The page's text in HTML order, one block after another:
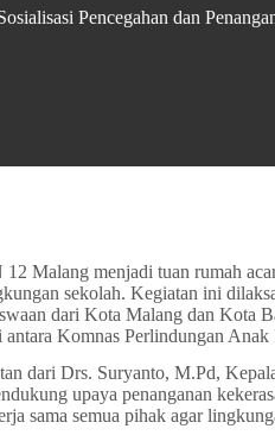
Pencegahan dan
Malang menjadi tuan rumah
sekolah. Kegiatan ini
dari Kota Malang dan Kota
Komnas Perlindungan
dari Drs. Suryanto, M.Pd,
upaya penanganan
sama semua pihak agar